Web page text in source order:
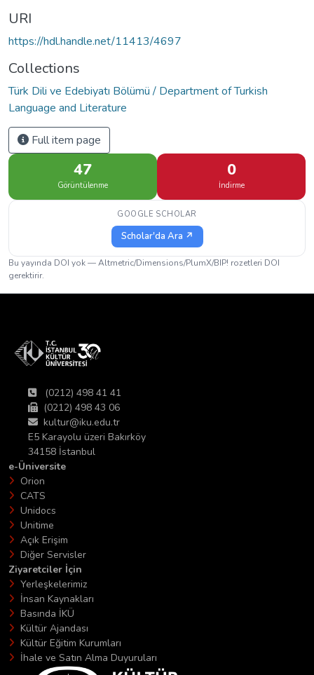
URI
https://hdl.handle.net/11413/4697
Collections
Türk Dili ve Edebiyatı Bölümü / Department of Turkish
Language and Literature
Full item page
47
Görüntülenme
0
İndirme
GOOGLE SCHOLAR
Scholar'da Ara ↗
Bu yayında DOI yok — Altmetric/Dimensions/PlumX/BIP! rozetleri DOI
gerektirir.
(0212) 498 41 41
(0212) 498 43 06
kultur@iku.edu.tr
E5 Karayolu üzeri Bakırköy
34158 İstanbul
e-Üniversite
Orion
CATS
Unidocs
Unitime
Açık Erişim
Diğer Servisler
Ziyaretciler İçin
Yerleşkelerimiz
İnsan Kaynakları
Basında İKÜ
Kültür Ajandası
Kültür Eğitim Kurumları
İhale ve Satın Alma Duyuruları